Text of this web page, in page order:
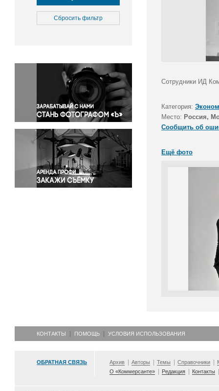
Культура
Медицина
Окружающая среда
Политика
Правосудие
Происшествия и конфликты
Религия
Светская жизнь
Спорт
Экология
Экономика и бизнес
Сбросить фильтр
Сотрудники ИД
Категория:
Место: Россия,
Сообщить об
Ещё фото
КОНТАКТЫ ПОМОЩЬ УСЛОВИЯ ИСПОЛЬЗОВАНИЯ
ОБРАТНАЯ СВЯЗЬ Архив Авторы Темы Справочники
О «Коммерсанте»
Редакция Контакты